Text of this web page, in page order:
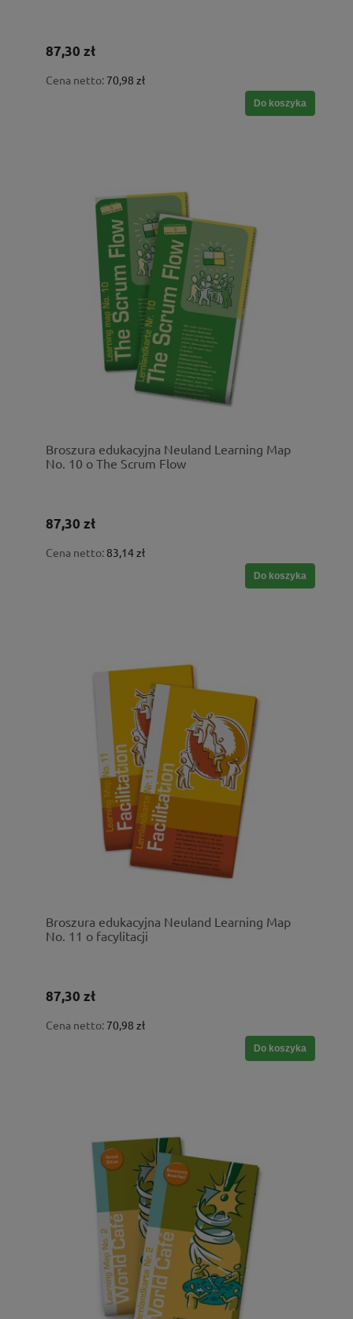
87,30 zł
Cena netto: 70,98 zł
Do koszyka
Broszura edukacyjna Neuland Learning Map
No. 10 o The Scrum Flow
87,30 zł
Cena netto: 83,14 zł
Do koszyka
Broszura edukacyjna Neuland Learning Map
No. 11 o facylitacji
87,30 zł
Cena netto: 70,98 zł
Do koszyka